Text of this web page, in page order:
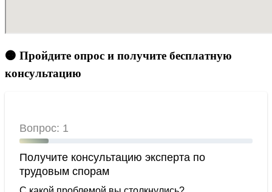
🟠 Пройдите опрос и получите бесплатную
консультацию